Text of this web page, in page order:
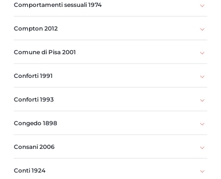
Comportamenti sessuali 1974
Compton 2012
Comune di Pisa 2001
Conforti 1991
Conforti 1993
Congedo 1898
Consani 2006
Conti 1924